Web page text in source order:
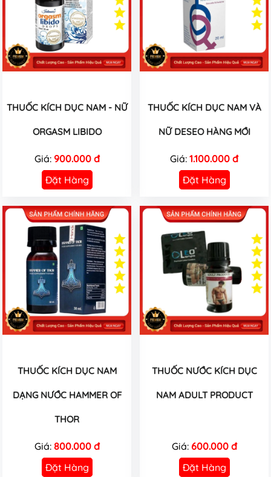
THUỐC KÍCH DỤC NAM - NỮ
ORGASM LIBIDO
Giá: 900.000 đ
Đặt Hàng
THUỐC KÍCH DỤC NAM VÀ
NỮ DESEO HÀNG MỚI
Giá: 1.100.000 đ
Đặt Hàng
THUỐC KÍCH DỤC NAM
DẠNG NƯỚC HAMMER OF
THOR
Giá: 800.000 đ
Đặt Hàng
THUỐC NƯỚC KÍCH DỤC
NAM ADULT PRODUCT
Giá: 600.000 đ
Đặt Hàng